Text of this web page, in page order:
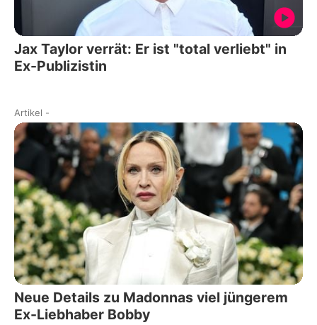
Jax Taylor verrät: Er ist "total verliebt" in
Ex-Publizistin
Artikel -
Neue Details zu Madonnas viel jüngerem
Ex-Liebhaber Bobby